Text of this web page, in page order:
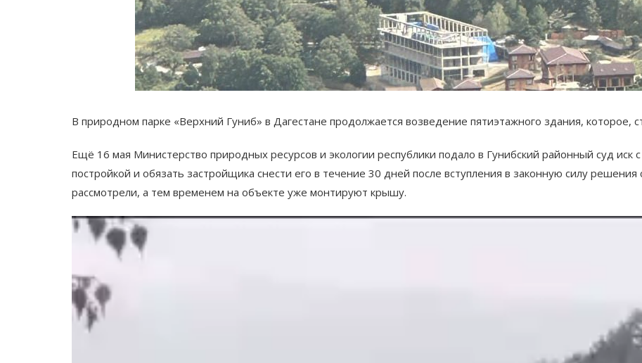
В природном парке «Верхний Гуниб» в Дагестане продолжается возведение пятиэтажного здания,
Ещё 16 мая Министерство природных ресурсов и экологии республики подало в Гунибский районный суд иск
постройкой и обязать застройщика снести его в течение 30 дней после вступления в законную силу
рассмотрели, а тем временем на объекте уже монтируют крышу.